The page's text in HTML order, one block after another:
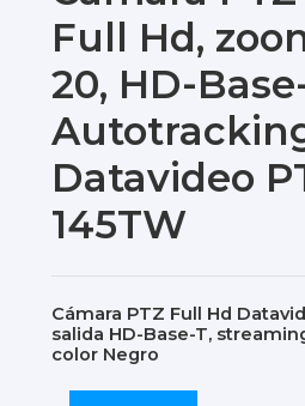
Full Hd,
20, HD-
Datavideo
145TW
Cámara PTZ Full Hd
salida HD-Base-T,
color Negro